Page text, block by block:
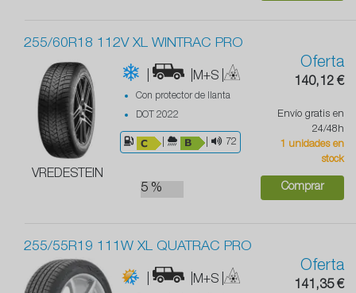
255/60R18 112V XL WINTRAC PRO
VREDESTEIN
| |M+S |
Con protector de llanta
DOT 2022
72
5 %
Oferta
140,12 €
Envío gratis en
24/48h
1 unidades en
stock
Comprar
255/55R19 111W XL QUATRAC PRO
| |M+S |
Oferta
141,35 €